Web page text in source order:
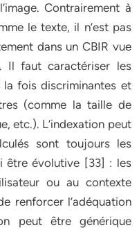
Contrairement à
le texte, il n’est pas
dans un CBIR vue
Il faut caractériser les
fois discriminantes et
(comme la taille de
etc.). L’indexation peut
sont toujours les
être évolutive [33] : les
ou au contexte
renforcer l’adéquation
peut être générique